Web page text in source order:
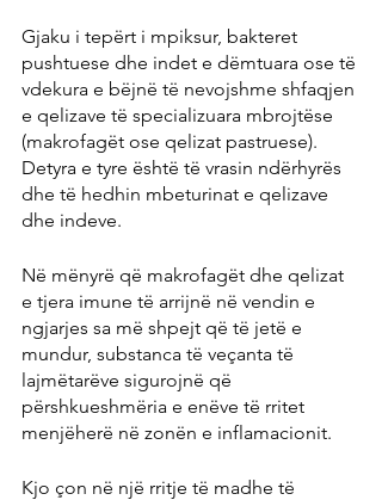
Gjaku i tepërt i mpiksur, bakteret
pushtuese dhe indet e dëmtuara ose të
vdekura e bëjnë të nevojshme shfaqjen
e qelizave të specializuara mbrojtëse
(makrofagët ose qelizat pastruese).
Detyra e tyre është të vrasin ndërhyrës
dhe të hedhin mbeturinat e qelizave
dhe indeve.
Në mënyrë që makrofagët dhe qelizat
e tjera imune të arrijnë në vendin e
ngjarjes sa më shpejt që të jetë e
mundur, substanca të veçanta të
lajmëtarëve sigurojnë që
përshkueshmëria e enëve të rritet
menjëherë në zonën e inflamacionit.
Kjo çon në një rritje të madhe të